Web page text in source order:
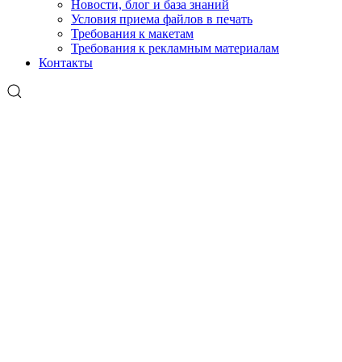
Новости, блог и база знаний
Условия приема файлов в печать
Требования к макетам
Требования к рекламным материалам
Контакты